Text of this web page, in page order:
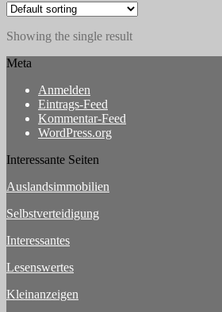
Showing the single result
Meta
Anmelden
Eintrags-Feed
Kommentar-Feed
WordPress.org
Interessante Seiten
Auslandsimmobilien
Selbstverteidigung
Interessantes
Lesenswertes
Kleinanzeigen